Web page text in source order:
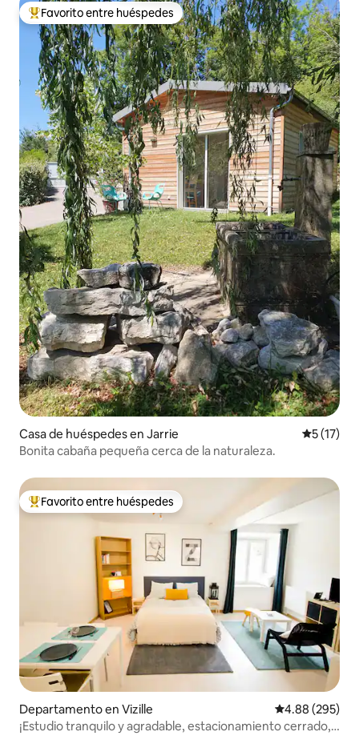
De los mejores en Favorito entre huéspedes
Favorito entre huéspedes
Casa de huéspedes en Jarrie
5 (17)
Bonita cabaña pequeña cerca de la naturaleza.
De los mejores en Favorito entre huéspedes
Favorito entre huéspedes
Departamento en Vizille Calificación
4.88 (295)
¡Estudio tranquilo y agradable, estacionamiento cerrado, a